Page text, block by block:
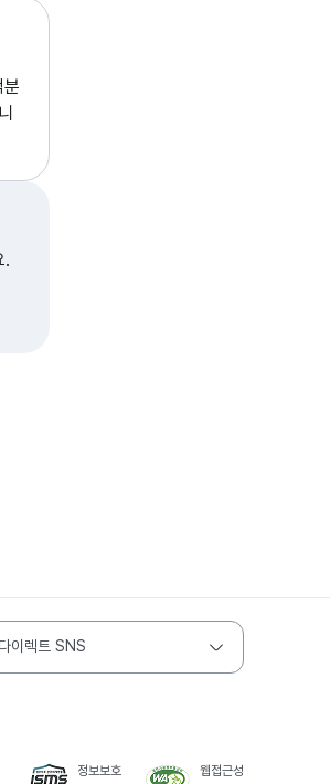
.
다이렉트 SNS
정보보호
웹접근성